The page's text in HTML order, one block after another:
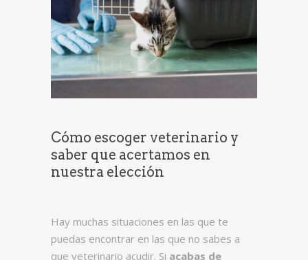
Cómo escoger veterinario y
saber que acertamos en
nuestra elección
Hay muchas situaciones en las que te
puedas encontrar en las que no sabes a
que veterinario acudir. Si acabas de